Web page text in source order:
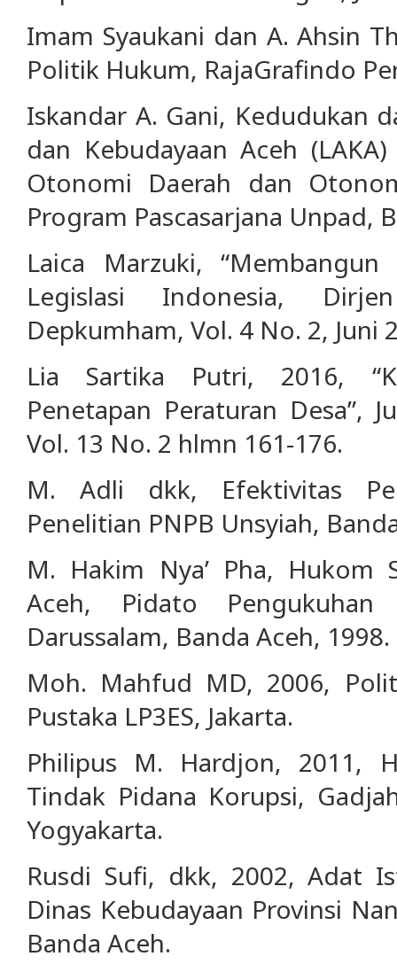
Imam Syaukani dan A. Ahsin
Politik Hukum, RajaGrafindo
Iskandar A. Gani, Kedudukan
dan Kebudayaan Aceh
Otonomi Daerah dan
Program Pascasarjana Unpad,
Laica Marzuki,
Legislasi Indonesia,
Depkumham, Vol. 4 No. 2, Juni
Lia Sartika Putri, 2016,
Penetapan Peraturan Desa”,
Vol. 13 No. 2 hlmn 161-176.
M. Adli dkk, Efektivitas
Penelitian PNPB Unsyiah,
M. Hakim Nya’ Pha, Hukom
Aceh, Pidato
Darussalam, Banda Aceh, 1998.
Moh. Mahfud MD, 2006,
Pustaka LP3ES, Jakarta.
Philipus M. Hardjon, 2011,
Tindak Pidana Korupsi,
Yogyakarta.
Rusdi Sufi, dkk, 2002, Adat
Dinas Kebudayaan Provinsi
Banda Aceh.